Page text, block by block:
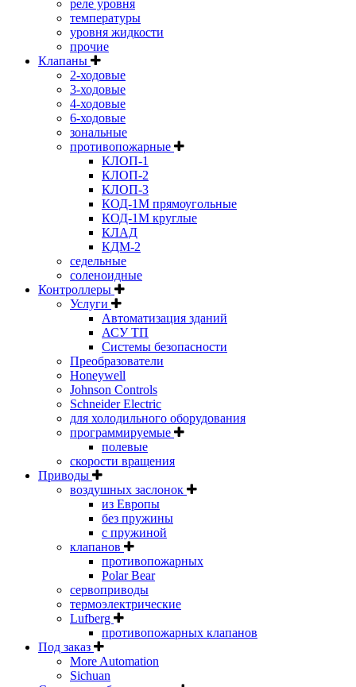
реле уровня
температуры
уровня жидкости
прочие
Клапаны
2-ходовые
3-ходовые
4-ходовые
6-ходовые
зональные
противопожарные
КЛОП-1
КЛОП-2
КЛОП-3
КОД-1М прямоугольные
КОД-1М круглые
КЛАД
КДМ-2
седельные
соленоидные
Контроллеры
Услуги
Автоматизация зданий
АСУ ТП
Системы безопасности
Преобразователи
Honeywell
Johnson Controls
Schneider Electric
для холодильного оборудования
программируемые
полевые
скорости вращения
Приводы
воздушных заслонок
из Европы
без пружины
с пружиной
клапанов
противопожарных
Polar Bear
сервоприводы
термоэлектрические
Lufberg
противопожарных клапанов
Под заказ
More Automation
Sichuan